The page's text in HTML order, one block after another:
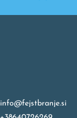
info@fejstbranje.si